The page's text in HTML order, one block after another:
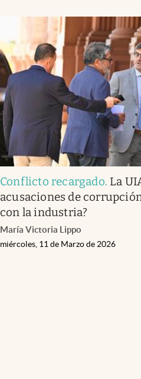
Conflicto recargado. La
acusaciones de
con la industria?
María Victoria Lippo
miércoles, 11 de Marzo de 2026